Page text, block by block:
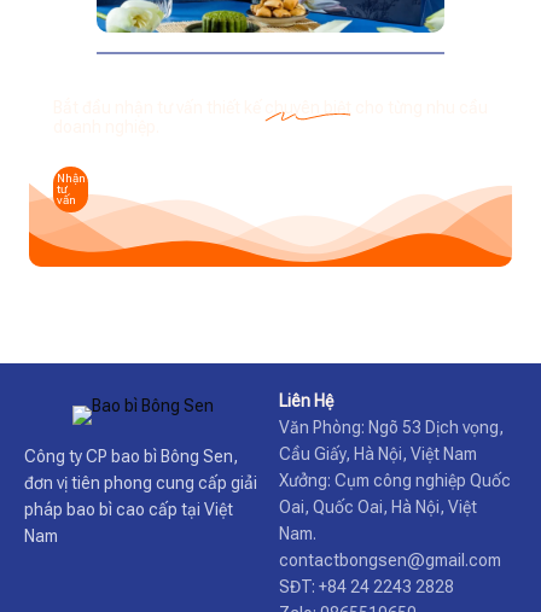
chuyên biệt
Nhận
tư
vấn
Công ty CP bao bì Bông Sen,
đơn vị tiên phong cung cấp giải
pháp bao bì cao cấp tại Việt
Nam
Liên Hệ
Văn Phòng: Ngõ 53 Dịch vọng,
Cầu Giấy, Hà Nội, Việt Nam
Xưởng: Cụm công nghiệp Quốc
Oai, Quốc Oai, Hà Nội, Việt
Nam.
contactbongsen@gmail.com
SĐT: +84 24 2243 2828